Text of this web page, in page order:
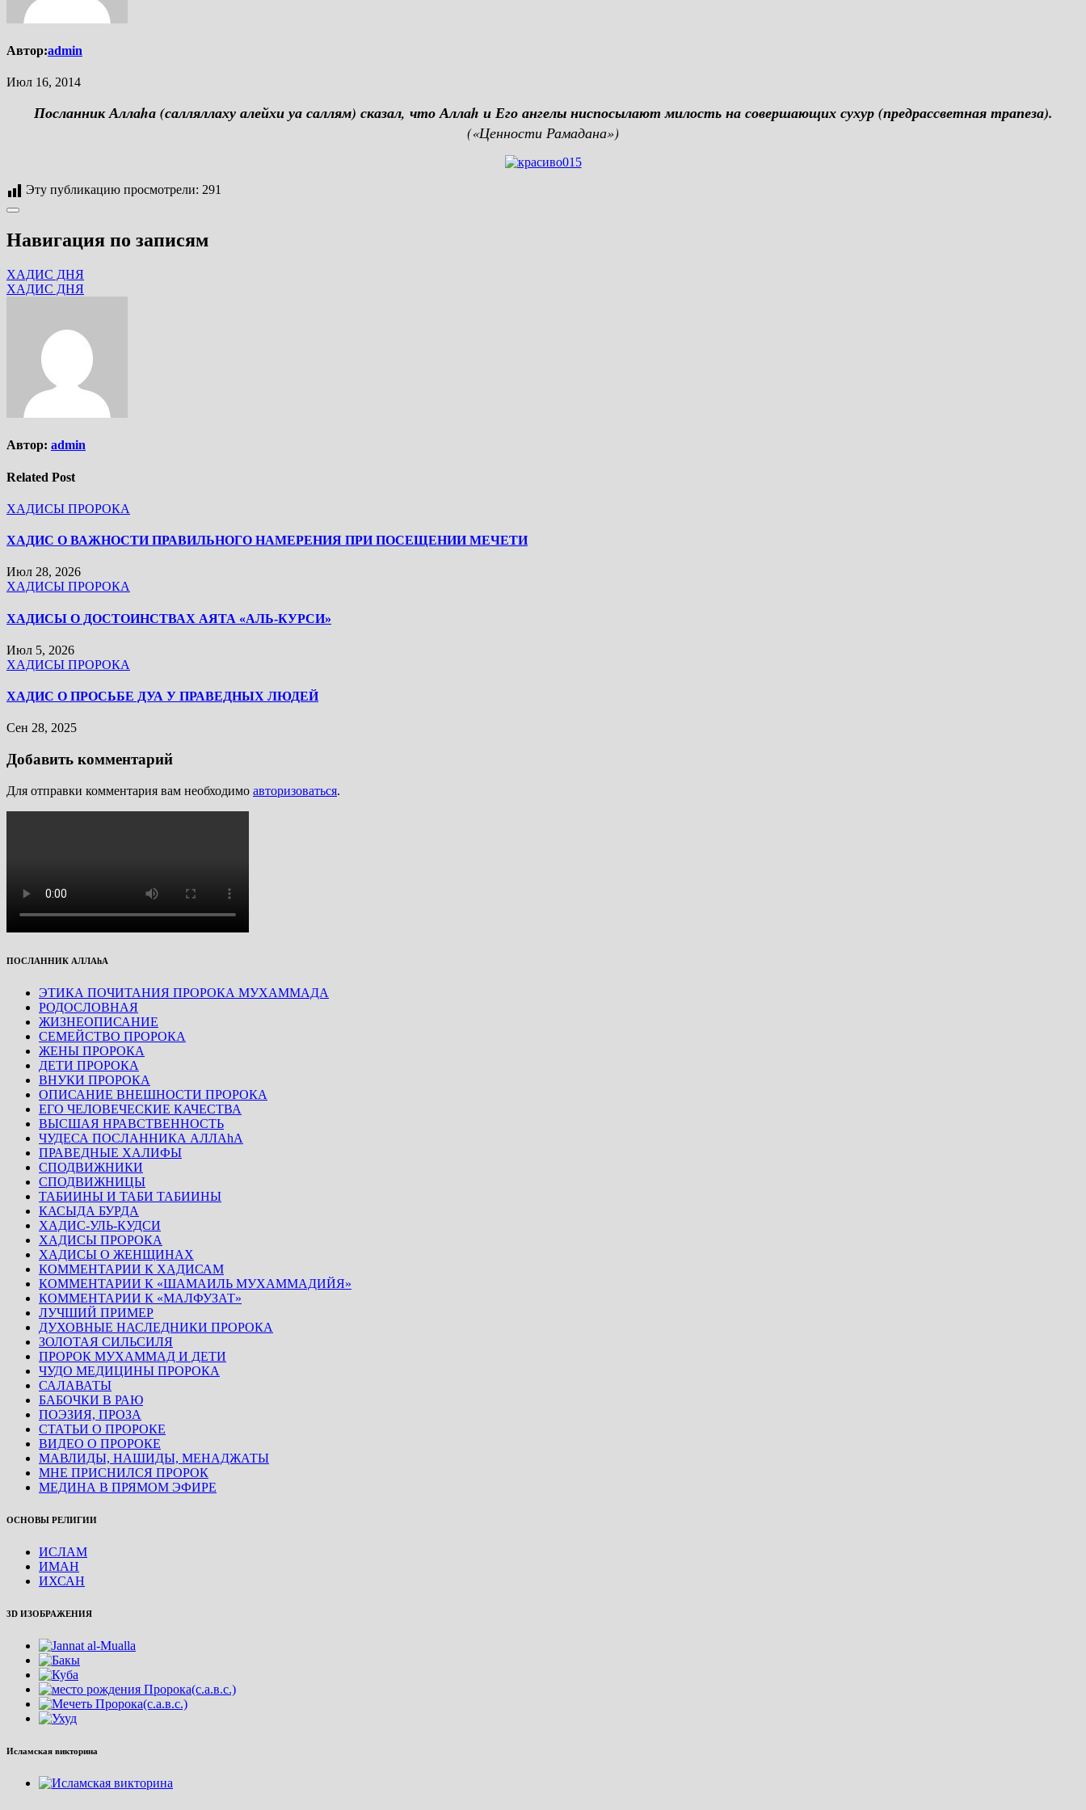
Автор:admin
Июл 16, 2014
Посланник Аллаhа (салляллаху алейхи уа саллям) сказал, что Аллаh и Его ангелы ниспосылают милость на совершающих сухур (предрассветная трапеза).
(«Ценности Рамадана»)
Эту публикацию просмотрели: 291
Навигация по записям
ХАДИС ДНЯ
ХАДИС ДНЯ
Автор: admin
Related Post
ХАДИСЫ ПРОРОКА
ХАДИС О ВАЖНОСТИ ПРАВИЛЬНОГО НАМЕРЕНИЯ ПРИ ПОСЕЩЕНИИ МЕЧЕТИ
Июл 28, 2026
ХАДИСЫ ПРОРОКА
ХАДИСЫ О ДОСТОИНСТВАХ АЯТА «АЛЬ-КУРСИ»
Июл 5, 2026
ХАДИСЫ ПРОРОКА
ХАДИС О ПРОСЬБЕ ДУА У ПРАВЕДНЫХ ЛЮДЕЙ
Сен 28, 2025
Добавить комментарий
Для отправки комментария вам необходимо авторизоваться.
ПОСЛАННИК АЛЛАhА
ЭТИКА ПОЧИТАНИЯ ПРОРОКА МУХАММАДА
РОДОСЛОВНАЯ
ЖИЗНЕОПИСАНИЕ
СЕМЕЙСТВО ПРОРОКА
ЖЕНЫ ПРОРОКА
ДЕТИ ПРОРОКА
ВНУКИ ПРОРОКА
ОПИСАНИЕ ВНЕШНОСТИ ПРОРОКА
ЕГО ЧЕЛОВЕЧЕСКИЕ КАЧЕСТВА
ВЫСШАЯ НРАВСТВЕННОСТЬ
ЧУДЕСА ПОСЛАННИКА АЛЛАhА
ПРАВЕДНЫЕ ХАЛИФЫ
СПОДВИЖНИКИ
СПОДВИЖНИЦЫ
ТАБИИНЫ И ТАБИ ТАБИИНЫ
КАСЫДА БУРДА
ХАДИС-УЛЬ-КУДСИ
ХАДИСЫ ПРОРОКА
ХАДИСЫ О ЖЕНЩИНАХ
КОММЕНТАРИИ К ХАДИСАМ
КОММЕНТАРИИ К «ШАМАИЛЬ МУХАММАДИЙЯ»
КОММЕНТАРИИ К «МАЛФУЗАТ»
ЛУЧШИЙ ПРИМЕР
ДУХОВНЫЕ НАСЛЕДНИКИ ПРОРОКА
ЗОЛОТАЯ СИЛЬСИЛЯ
ПРОРОК МУХАММАД И ДЕТИ
ЧУДО МЕДИЦИНЫ ПРОРОКА
САЛАВАТЫ
БАБОЧКИ В РАЮ
ПОЭЗИЯ, ПРОЗА
СТАТЬИ О ПРОРОКЕ
ВИДЕО О ПРОРОКЕ
МАВЛИДЫ, НАШИДЫ, МЕНАДЖАТЫ
МНЕ ПРИСНИЛСЯ ПРОРОК
МЕДИНА В ПРЯМОМ ЭФИРЕ
ОСНОВЫ РЕЛИГИИ
ИСЛАМ
ИМАН
ИХСАН
3D ИЗОБРАЖЕНИЯ
Исламская викторина